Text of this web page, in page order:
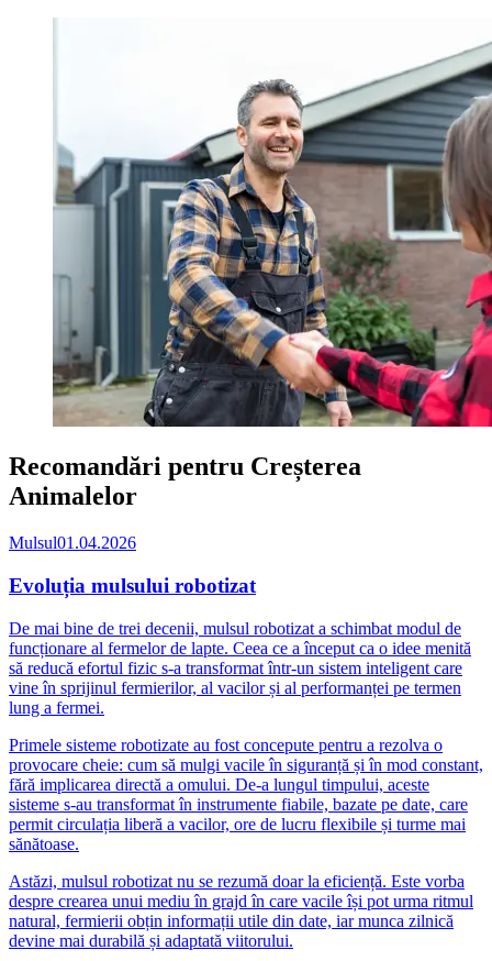
Recomandări pentru Creșterea
Animalelor
Mulsul01.04.2026
Evoluția mulsului robotizat
De mai bine de trei decenii, mulsul robotizat a schimbat modul de
funcționare al fermelor de lapte. Ceea ce a început ca o idee menită
să reducă efortul fizic s-a transformat într-un sistem inteligent care
vine în sprijinul fermierilor, al vacilor și al performanței pe termen
lung a fermei.
Primele sisteme robotizate au fost concepute pentru a rezolva o
provocare cheie: cum să mulgi vacile în siguranță și în mod constant,
fără implicarea directă a omului. De-a lungul timpului, aceste
sisteme s-au transformat în instrumente fiabile, bazate pe date, care
permit circulația liberă a vacilor, ore de lucru flexibile și turme mai
sănătoase.
Astăzi, mulsul robotizat nu se rezumă doar la eficiență. Este vorba
despre crearea unui mediu în grajd în care vacile își pot urma ritmul
natural, fermierii obțin informații utile din date, iar munca zilnică
devine mai durabilă și adaptată viitorului.